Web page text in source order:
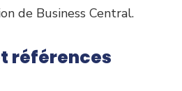
de Business Central.
références